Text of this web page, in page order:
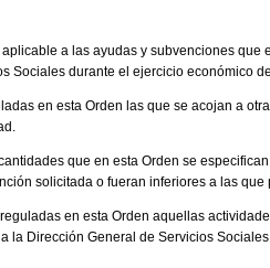
a las ayudas y subvenciones que
Sociales durante el ejercicio económico
en esta Orden las que se acojan a
que en esta Orden se
solicitada o fueran inferiores a las que
en esta Orden aquellas
la Dirección General de Servicios